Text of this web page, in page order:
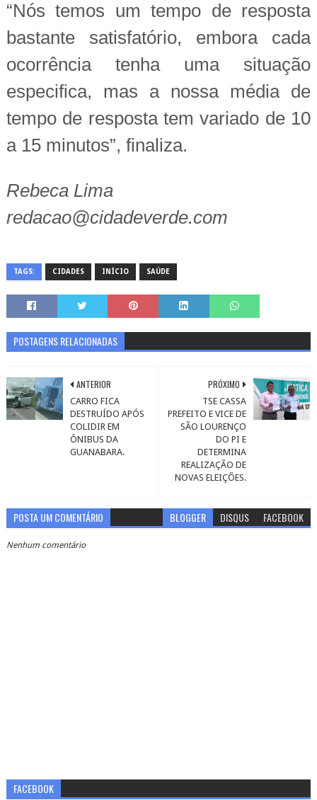
“Nós temos um tempo de resposta
bastante satisfatório, embora cada
ocorrência tenha uma situação
especifica, mas a nossa média de
tempo de resposta tem variado de 10
a 15 minutos”, finaliza.
Rebeca Lima
redacao@cidadeverde.com
TAGS: CIDADES INÍCIO SAÚDE
POSTAGENS RELACIONADAS
PRÓXIMO
TSE CASSA
PREFEITO E VICE DE
SÃO LOURENÇO
DO PI E
DETERMINA
REALIZAÇÃO DE
NOVAS ELEIÇÕES.
ANTERIOR
CARRO FICA
DESTRUÍDO APÓS
COLIDIR EM
ÔNIBUS DA
GUANABARA.
POSTA UM COMENTÁRIO BLOGGER DISQUS FACEBOOK
Nenhum comentário
FACEBOOK